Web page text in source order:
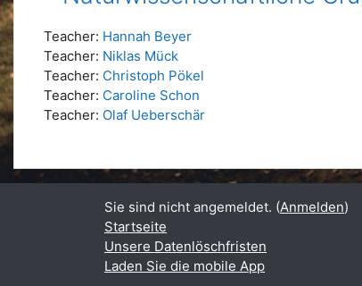
Teacher: Hannah Beyer
Teacher: Niklas Mück
Teacher: Christoph Pökel
Teacher: Caroline Schon
Teacher: Olaf Ueberschär
Sie sind nicht angemeldet. (Anmelden)
Startseite
Unsere Datenlöschfristen
Laden Sie die mobile App